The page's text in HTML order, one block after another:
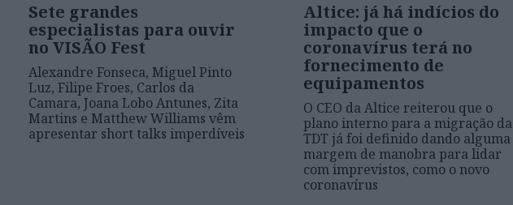
Sete grandes
especialistas para ouvir
no VISÃO Fest
Alexandre Fonseca, Miguel Pinto
Luz, Filipe Froes, Carlos da
Camara, Joana Lobo Antunes, Zita
Martins e Matthew Williams vêm
apresentar short talks imperdíveis
Altice: já há indícios do
impacto que o
coronavírus terá no
fornecimento de
equipamentos
O CEO da Altice reiterou que o
plano interno para a migração da
TDT já foi definido dando alguma
margem de manobra para lidar
com imprevistos, como o novo
coronavírus